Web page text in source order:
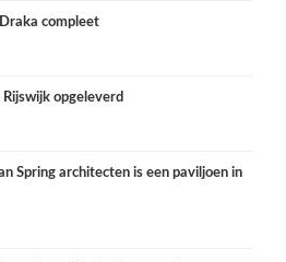
compleet
opgeleverd
Spring architecten is een paviljoen in